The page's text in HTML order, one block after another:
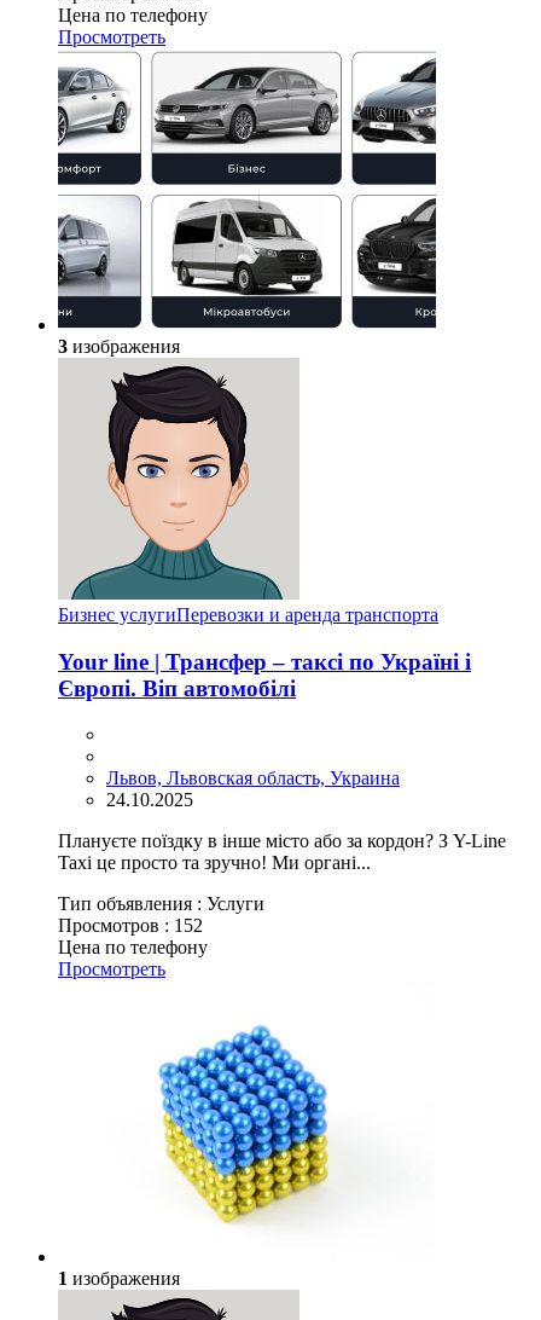
Цена по телефону
Просмотреть
3 изображения
Бизнес услугиПеревозки и аренда транспорта
Your line | Трансфер – таксі по Україні і
Європі. Віп автомобілі
Львов, Львовская область, Украина
24.10.2025
Плануєте поїздку в інше місто або за кордон? З Y-Line
Taxi це просто та зручно! Ми органі...
Тип объявления : Услуги
Просмотров : 152
Цена по телефону
Просмотреть
1 изображения